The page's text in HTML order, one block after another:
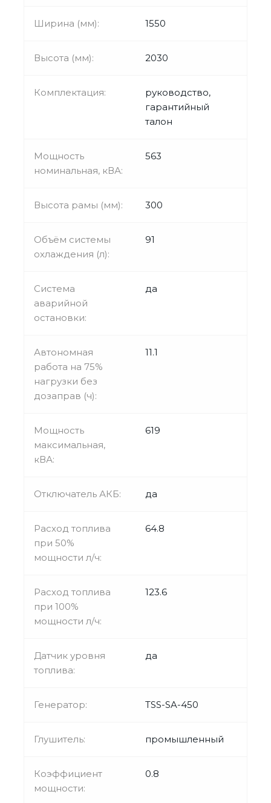
Ширина (мм): 1550
Высота (мм): 2030
Комплектация:
руководство,
гарантийный
талон
Мощность
номинальная, кВА:
563
Высота рамы (мм): 300
Объём системы
охлаждения (л):
91
Система
аварийной
остановки:
да
Автономная
работа на 75%
нагрузки без
дозаправ (ч):
11.1
Мощность
максимальная,
кВА:
619
Отключатель АКБ: да
Расход топлива
при 50%
мощности л/ч:
64.8
Расход топлива
при 100%
мощности л/ч:
123.6
Датчик уровня
топлива:
да
Генератор: TSS-SA-450
Глушитель: промышленный
Коэффициент
мощности:
0.8